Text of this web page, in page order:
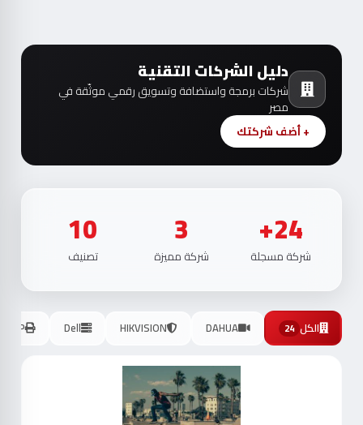
دليل الشركات التقنية
شركات برمجة واستضافة وتسويق رقمي موثّقة في
مصر
+ أضف شركتك
24+
شركة مسجلة
3
شركة مميزة
10
تصنيف
الكل 24
DAHUA
HIKVISION
Dell
HP